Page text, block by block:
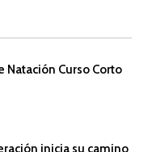
Natación Curso Corto
inicia su camino